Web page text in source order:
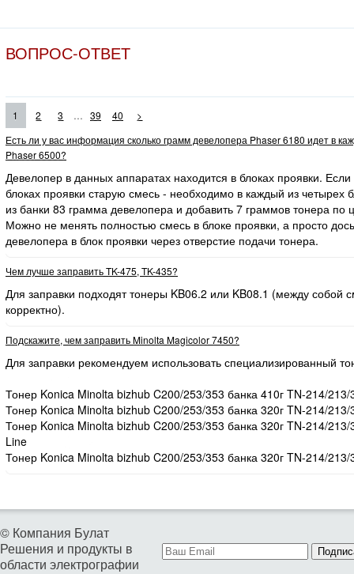
ВОПРОС-ОТВЕТ
1 2 3 ... 39 40
>
Есть ли у вас информация сколько грамм девелопера Phaser 6180 идет в
Phaser 6500?
Девелопер в данных аппаратах находится в блоках проявки.
блоках проявки старую смесь - необходимо в каждый из четырех
из банки 83 грамма девелопера и добавить 7 граммов тонера по
Можно не менять полностью смесь в блоке проявки, а просто
девелопера в блок проявки через отверстие подачи тонера.
Чем лучше заправить TK-475, TK-435?
Для заправки подходят тонеры KB06.2 или KB08.1 (между собой
корректно).
Подскажите, чем заправить Minolta Magicolor 7450?
Для заправки рекомендуем использовать специализированный
Тонер Konica Minolta bizhub C200/253/353 банка 410г TN-214/
Тонер Konica Minolta bizhub C200/253/353 банка 320г TN-214/
Тонер Konica Minolta bizhub C200/253/353 банка 320г TN-214/
Line
Тонер Konica Minolta bizhub C200/253/353 банка 320г TN-214/
© Компания Булат
Решения и продукты в
области электрографии